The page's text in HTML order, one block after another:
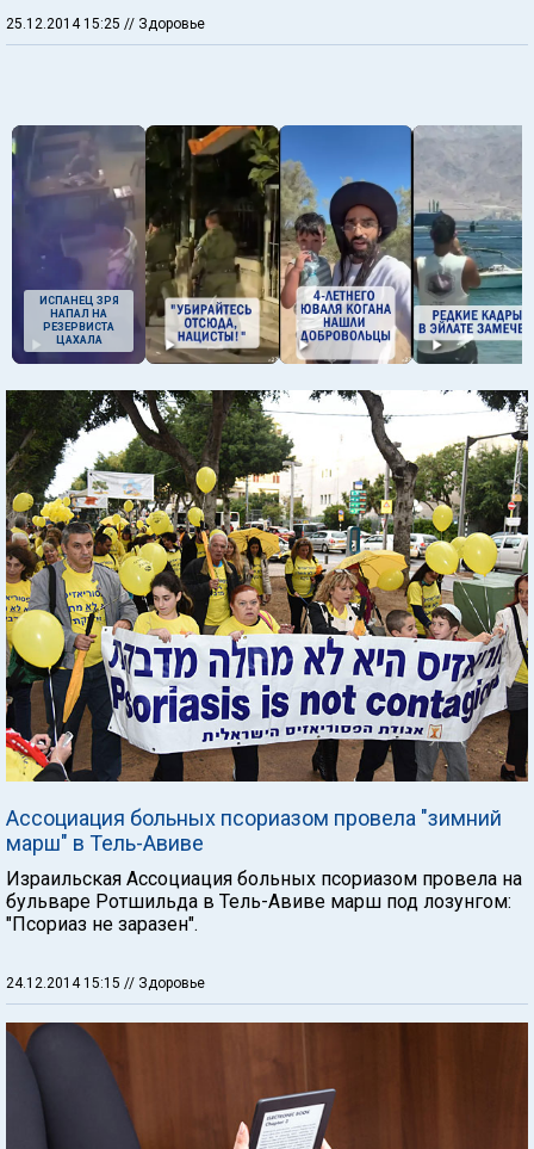
25.12.2014 15:25 // Здоровье
ИСПАНЕЦ ЗРЯ
НАПАЛ НА
РЕЗЕРВИСТА
ЦАХАЛА
Ассоциация больных псориазом провела "зимний
марш" в Тель-Авиве
Израильская Ассоциация больных псориазом провела на
бульваре Ротшильда в Тель-Авиве марш под лозунгом:
"Псориаз не заразен".
24.12.2014 15:15 // Здоровье